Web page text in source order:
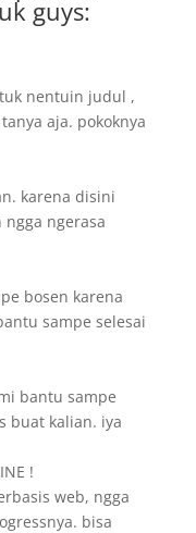
guys:
nentuin judul ,
aja. pokoknya
karena disini
ngga ngerasa
bosen karena
sampe selesai
bantu sampe
buat kalian. iya
!
web, ngga
bisa